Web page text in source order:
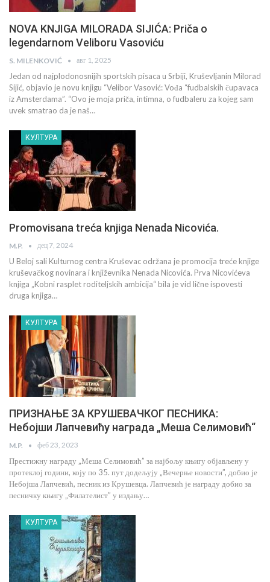
NOVA KNJIGA MILORADA SIJIĆA: Priča o
legendarnom Veliboru Vasoviću
S. MILENKOVIĆ авг 1, 2025
Jedan od najplodonosnijih sportskih pisaca u Srbiji, Kruševljanin Milorad
Sijić, objavio je novu knjigu “Velibor Vasović: Vođa “fudbalskih čupavaca
iz Amsterdama”. “Ovo je moja priča, intimna, o fudbaleru za kojeg sam
uvek smatrao da je naš…
КУЛТУРА
Promovisana treća knjiga Nenada Nicovića.
M.P. дец 7, 2024
U Beloj sali Kulturnog centra Kruševac održana je promocija treće knjige
kruševačkog novinara i književnika Nenada Nicovića. Prva Nicovićeva
knjiga „Kobni rasplet roditeljskih ambicija“ bila je vid lične ispovesti
druga knjiga…
КУЛТУРА
ПРИЗНАЊЕ ЗА КРУШЕВАЧКОГ ПЕСНИКА:
Небојши Лапчевићу награда „Меша Селимовић“
M.P. феб 23, 2023
Престижну награду „Меша Селимовић” за најбољу књигу објављену у
протеклој години, коју по 35. пут додељују „Вечерње новости”, добио је
Небојша Лапчевић, песник из Крушевца. Лапчевић је награду добио за
песничку књигу „Филателист” у издању…
КУЛТУРА